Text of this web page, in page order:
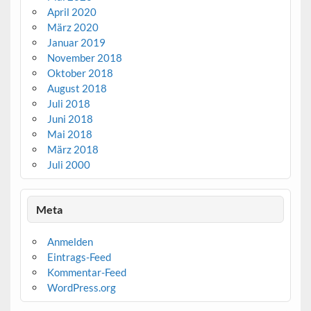
April 2020
März 2020
Januar 2019
November 2018
Oktober 2018
August 2018
Juli 2018
Juni 2018
Mai 2018
März 2018
Juli 2000
Meta
Anmelden
Eintrags-Feed
Kommentar-Feed
WordPress.org